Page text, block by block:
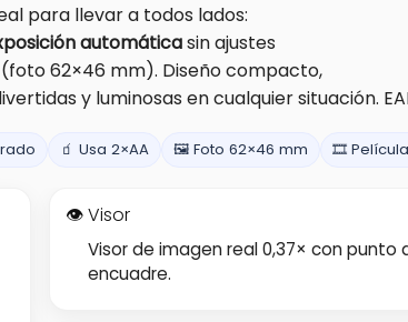
para llevar a todos lados:
automáticasin ajustes
(foto 62×46 mm). Diseño compacto,
y luminosas en cualquier situación.
🧃 Usa 2×AA 🖼️ Foto 62×46 mm 🎞️
👁️ Visor
Visor de imagen real 0,37× con punto
encuadre.